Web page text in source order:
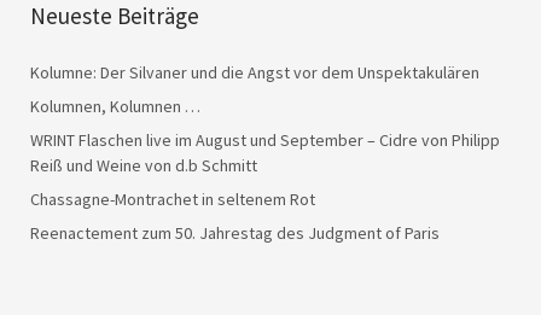
Neueste Beiträge
Kolumne: Der Silvaner und die Angst vor dem Unspektakulären
Kolumnen, Kolumnen …
WRINT Flaschen live im August und September – Cidre von Philipp
Reiß und Weine von d.b Schmitt
Chassagne-Montrachet in seltenem Rot
Reenactement zum 50. Jahrestag des Judgment of Paris